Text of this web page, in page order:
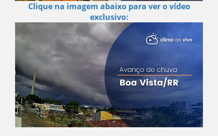
Clique na imagem abaixo para ver o vídeo
exclusivo: